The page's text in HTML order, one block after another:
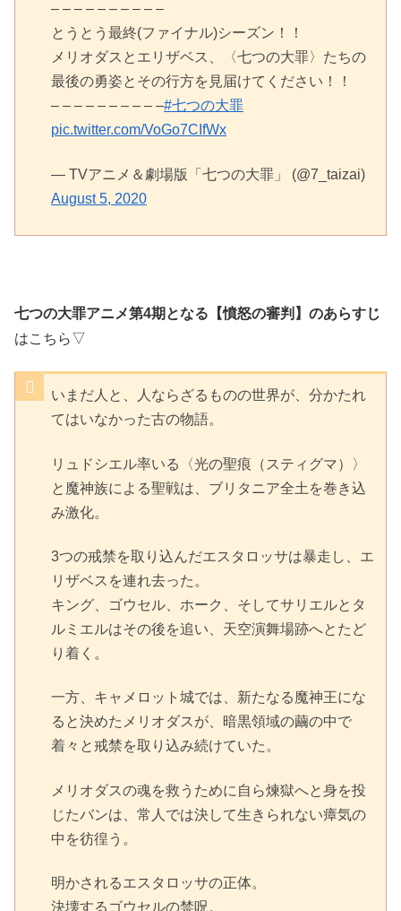
– – – – – – – – – –
とうとう最終(ファイナル)シーズン！！
メリオダスとエリザベス、〈七つの大罪〉たちの
最後の勇姿とその行方を見届けてください！！
– – – – – – – – – –#七つの大罪
pic.twitter.com/VoGo7CIfWx
— TVアニメ＆劇場版「七つの大罪」 (@7_taizai)
August 5, 2020
七つの大罪アニメ第4期となる【憤怒の審判】のあらすじ
はこちら▽
いまだ人と、人ならざるものの世界が、分かたれ
てはいなかった古の物語。
リュドシエル率いる〈光の聖痕（スティグマ）〉
と魔神族による聖戦は、ブリタニア全土を巻き込
み激化。
3つの戒禁を取り込んだエスタロッサは暴走し、エ
リザベスを連れ去った。
キング、ゴウセル、ホーク、そしてサリエルとタ
ルミエルはその後を追い、天空演舞場跡へとたど
り着く。
一方、キャメロット城では、新たなる魔神王にな
ると決めたメリオダスが、暗黒領域の繭の中で
着々と戒禁を取り込み続けていた。
メリオダスの魂を救うために自ら煉獄へと身を投
じたバンは、常人では決して生きられない瘴気の
中を彷徨う。
明かされるエスタロッサの正体。
決壊するゴウセルの禁呪。